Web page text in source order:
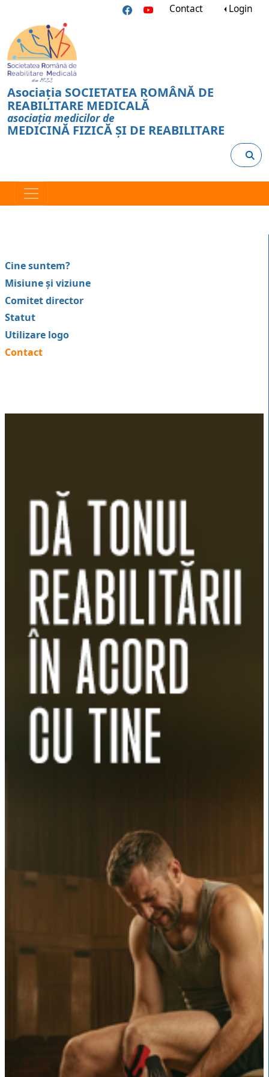
Contact Login
Asociația SOCIETATEA ROMÂNĂ DE
REABILITARE MEDICALĂ
asociația medicilor de
MEDICINĂ FIZICĂ ȘI DE REABILITARE
Cine suntem?
Misiune și viziune
Comitet director
Statut
Utilizare logo
Contact